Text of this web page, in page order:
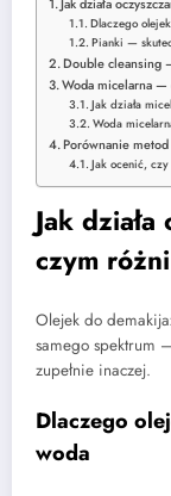
Jak działa
Dlaczego
Pianki —
Double cleansing
Woda micelarna —
Jak działa
Woda
Porównanie
Jak ocenić,
Jak
czym
Olejek do
samego spektrum
zupełnie inaczej.
Dlaczego
woda